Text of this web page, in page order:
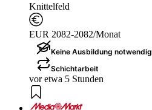
Knittelfeld
EUR 2082-2082/Monat
Keine Ausbildung notwendig
Schichtarbeit
vor etwa 5 Stunden